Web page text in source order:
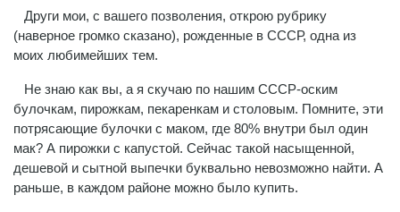
Други мои, с вашего позволения, открою рубрику
(наверное громко сказано), рожденные в СССР, одна из
моих любимейших тем.
Не знаю как вы, а я скучаю по нашим СССР-оским
булочкам, пирожкам, пекаренкам и столовым. Помните, эти
потрясающие булочки с маком, где 80% внутри был один
мак? А пирожки с капустой. Сейчас такой насыщенной,
дешевой и сытной выпечки буквально невозможно найти. А
раньше, в каждом районе можно было купить.